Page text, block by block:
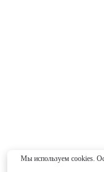
Мы используем cookies.